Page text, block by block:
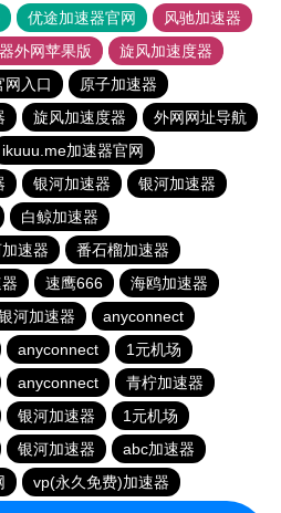
优途加速器官网
风驰加速器
外网苹果版
旋风加速度器
网入口
原子加速器
旋风加速度器
外网网址导航
ikuuu.me加速器官网
银河加速器
银河加速器
白鲸加速器
速器
番石榴加速器
速鹰666
海鸥加速器
河加速器
anyconnect
anyconnect
1元机场
anyconnect
青柠加速器
银河加速器
1元机场
银河加速器
abc加速器
vp(永久免费)加速器